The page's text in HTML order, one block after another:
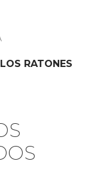
RATONES